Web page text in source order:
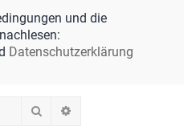
und die
Datenschutzerklärung
Suche